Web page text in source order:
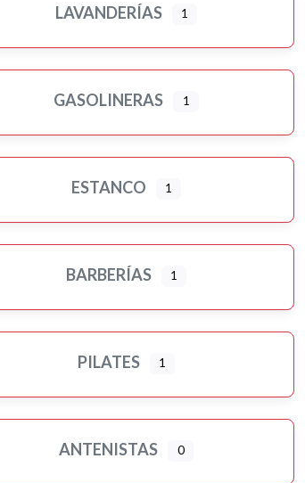
LAVANDERÍAS 1
GASOLINERAS 1
ESTANCO 1
BARBERÍAS 1
PILATES 1
ANTENISTAS 0